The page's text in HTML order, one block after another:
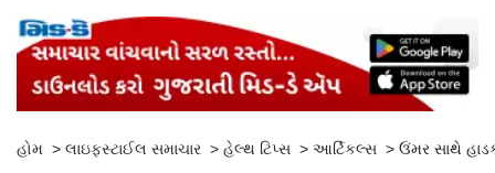
હોમ > લાઇફસ્ટાઈલ સમાચાર > હેલ્થ ટિપ્સ > આર્ટિકલ્સ > ઉંમર સાથે